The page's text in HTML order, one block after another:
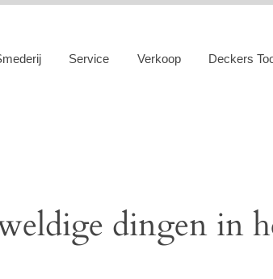
Service Verkoop Deckers
dingen in